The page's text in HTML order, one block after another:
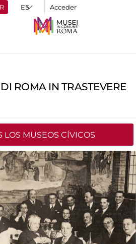
Acceder
ROMA IN TRASTEVERE
LOS MUSEOS CÍVICOS